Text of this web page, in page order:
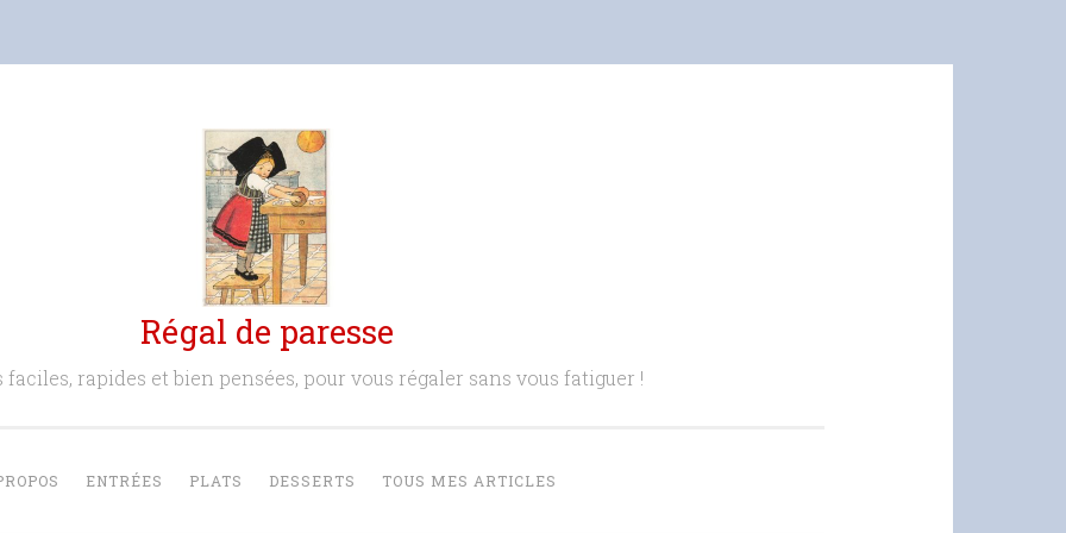
Régal de paresse
faciles, rapides et bien pensées, pour vous régaler sans vous fatiguer !
ENTRÉES PLATS DESSERTS TOUS MES ARTICLES